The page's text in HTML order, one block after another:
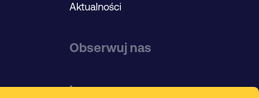
Aktualności
Obserwuj nas
Language